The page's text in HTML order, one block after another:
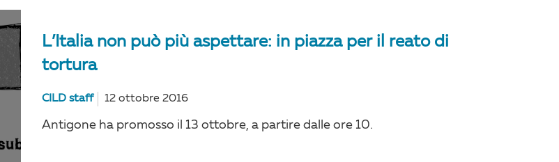
L’Italia non può più aspettare: in piazza per il reato di
tortura
CILD staff 12 ottobre 2016
Antigone ha promosso il 13 ottobre, a partire dalle ore 10.